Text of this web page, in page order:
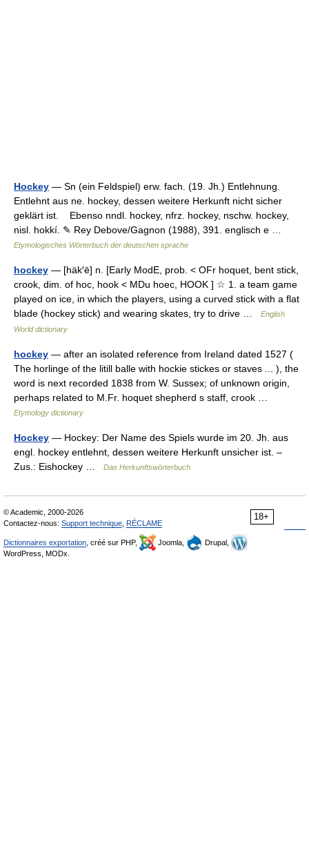
Hockey — Sn (ein Feldspiel) erw. fach. (19. Jh.) Entlehnung.
Entlehnt aus ne. hockey, dessen weitere Herkunft nicht sicher
geklärt ist. Ebenso nndl. hockey, nfrz. hockey, nschw. hockey,
nisl. hokkí. ✎ Rey Debove/Gagnon (1988), 391. englisch e …
Etymologisches Wörterbuch der deutschen sprache
hockey — [häk′ē] n. [Early ModE, prob. < OFr hoquet, bent stick,
crook, dim. of hoc, hook < MDu hoec, HOOK ] ☆ 1. a team game
played on ice, in which the players, using a curved stick with a flat
blade (hockey stick) and wearing skates, try to drive …
English
World dictionary
hockey — after an isolated reference from Ireland dated 1527 (
The horlinge of the litill balle with hockie stickes or staves ... ), the
word is next recorded 1838 from W. Sussex; of unknown origin,
perhaps related to M.Fr. hoquet shepherd s staff, crook …
Etymology dictionary
Hockey — Hockey: Der Name des Spiels wurde im 20. Jh. aus
engl. hockey entlehnt, dessen weitere Herkunft unsicher ist. –
Zus.: Eishockey …
Das Herkunftswörterbuch
18+
© Academic, 2000-2026
Contactez-nous: Support technique RÉCLAME
Dictionnaires exportation , créé sur PHP, Joomla,
Drupal,
WordPress, MODx.